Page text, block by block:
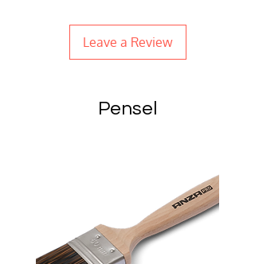
Leave a Review
Pensel